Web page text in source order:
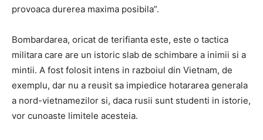
provoaca durerea maxima posibila”.
Bombardarea, oricat de terifianta este, este o tactica
militara care are un istoric slab de schimbare a inimii si a
mintii. A fost folosit intens in razboiul din Vietnam, de
exemplu, dar nu a reusit sa impiedice hotararea generala
a nord-vietnamezilor si, daca rusii sunt studenti in istorie,
vor cunoaste limitele acesteia.